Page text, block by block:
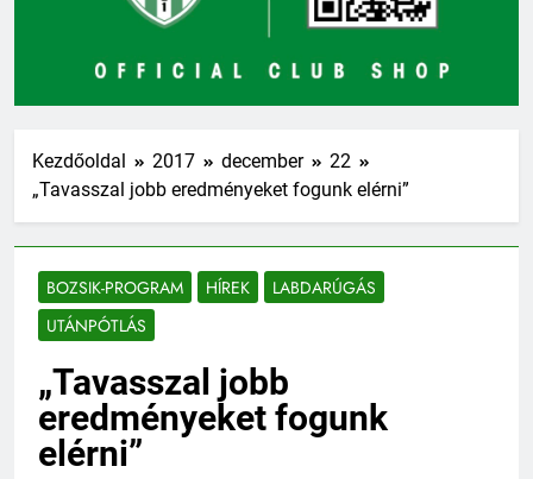
Kezdőoldal 2017 december
22
„Tavasszal jobb eredményeket fogunk elérni”
BOZSIK-PROGRAM HÍREK
LABDARÚGÁS
UTÁNPÓTLÁS
„Tavasszal jobb
eredményeket fogunk
elérni”